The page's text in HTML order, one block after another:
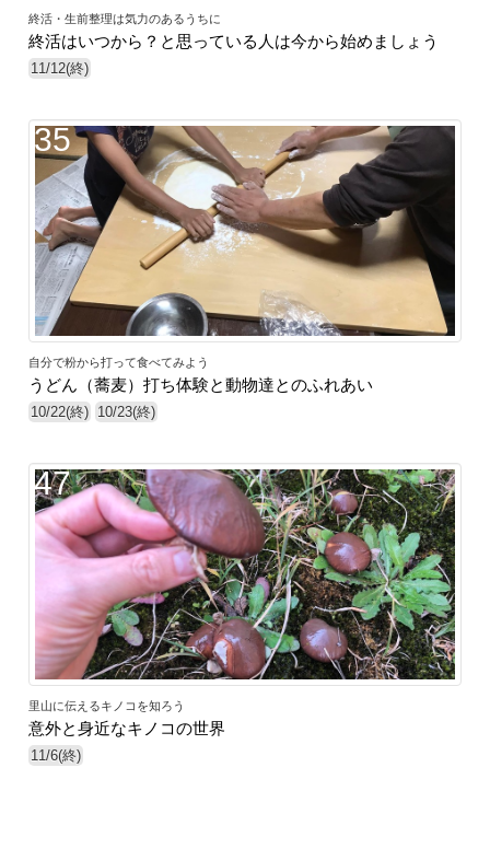
終活・生前整理は気力のあるうちに
終活はいつから？と思っている人は今から始めましょう
11/12(終)
35
自分で粉から打って食べてみよう
うどん（蕎麦）打ち体験と動物達とのふれあい
10/22(終) 10/23(終)
47
里山に伝えるキノコを知ろう
意外と身近なキノコの世界
11/6(終)